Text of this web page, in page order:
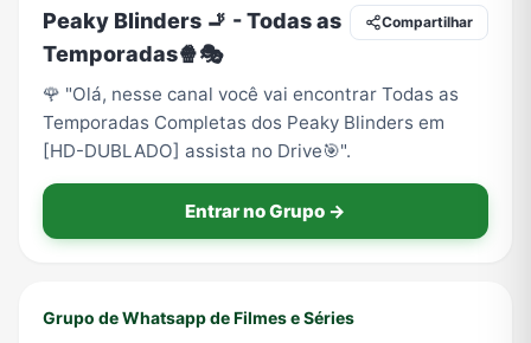
Vídeos
Peaky Blinders 🚬 - Todas as
Temporadas🍿🎭
Compartilhar
🌹 "Olá, nesse canal você vai encontrar Todas as
Temporadas Completas dos Peaky Blinders em
[HD-DUBLADO] assista no Drive🎯".
Entrar no Grupo →
Grupo de Whatsapp de Filmes e Séries